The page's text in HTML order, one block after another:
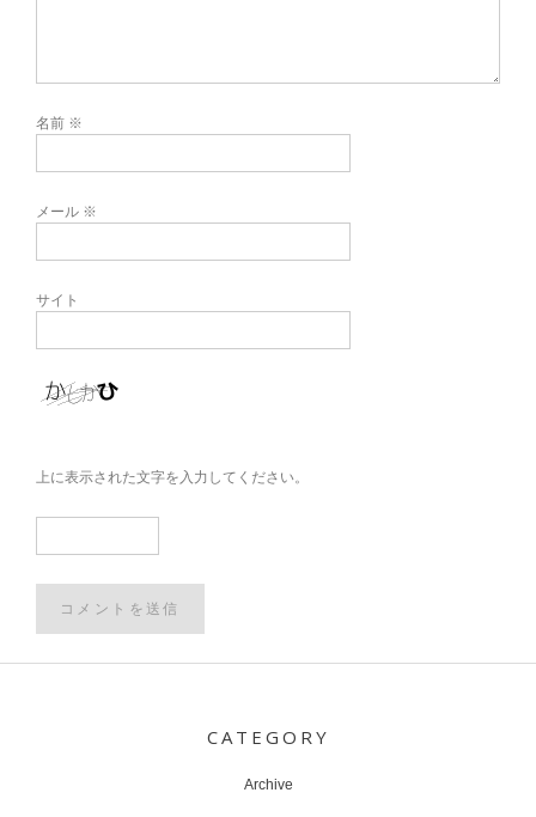
名前 ※
メール ※
サイト
上に表示された文字を入力してください。
CATEGORY
Archive